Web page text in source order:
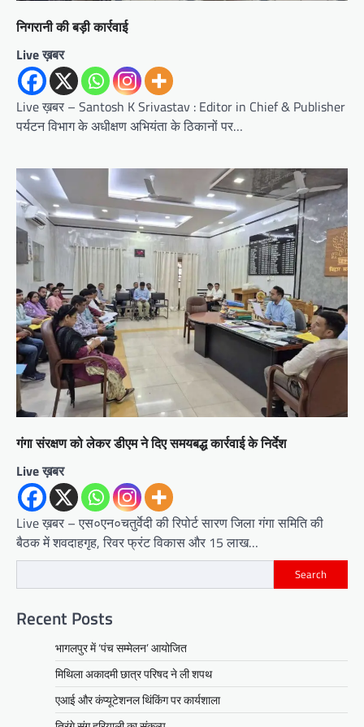
निगरानी की बड़ी कार्रवाई
Live ख़बर
Live ख़बर – Santosh K Srivastav : Editor in Chief & Publisher
पर्यटन विभाग के अधीक्षण अभियंता के ठिकानों पर…
गंगा संरक्षण को लेकर डीएम ने दिए समयबद्ध कार्रवाई के निर्देश
Live ख़बर
Live ख़बर – एस०एन०चतुर्वेदी की रिपोर्ट सारण जिला गंगा समिति की
बैठक में शवदाहगृह, रिवर फ्रंट विकास और 15 लाख…
Search
Recent Posts
भागलपुर में ‘पंच सम्मेलन’ आयोजित
मिथिला अकादमी छात्र परिषद ने ली शपथ
एआई और कंप्यूटेशनल थिंकिंग पर कार्यशाला